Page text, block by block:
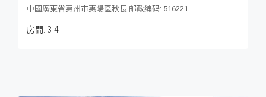
中國廣東省惠州市惠陽區秋長 邮政编码: 516221
房間: 3-4